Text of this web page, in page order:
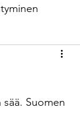
Karma
Suomen